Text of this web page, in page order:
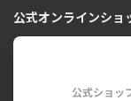
公式オンラインショ
公式ショッ